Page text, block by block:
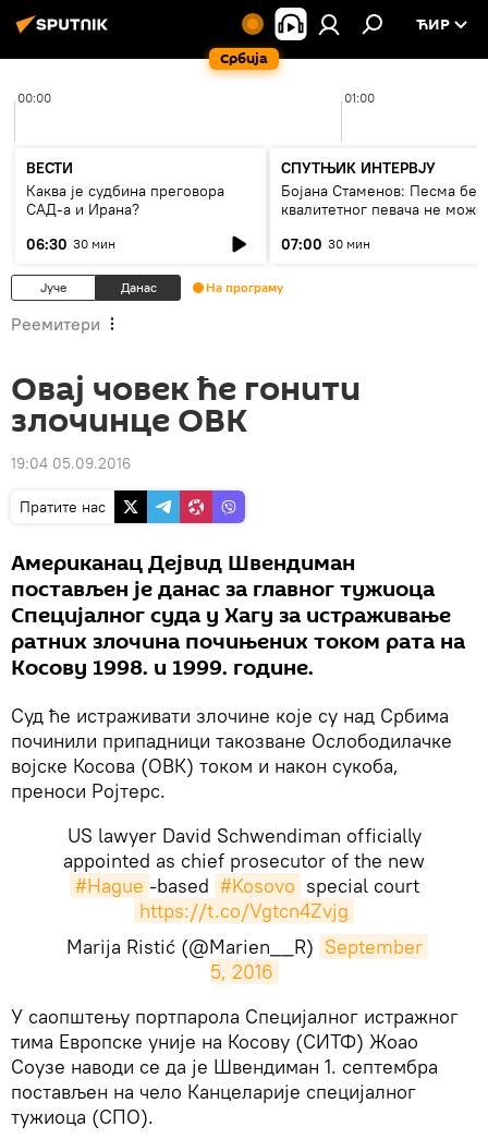
Србија
ЋИР
00:00 01:00
ВЕСТИ
Каква је судбина преговора
САД-а и Ирана?
06:30 30 мин
СПУТЊИК ИНТЕРВЈУ
Бојана Стаменов: Песма без
квалитетног певача не може
07:00 30 мин
Јуче Данас На програму
Реемитери
Овај човек ће гонити
злочинце ОВК
19:04 05.09.2016
Пратите нас
Американац Дејвид Швендиман
постављен је данас за главног тужиоца
Специјалног суда у Хагу за истраживање
ратних злочина почињених током рата на
Косову 1998. и 1999. године.
Суд ће истраживати злочине које су над Србима
починили припадници такозване Ослободилачке
војске Косова (ОВК) током и након сукоба,
преноси Ројтерс.
US lawyer David Schwendiman officially
appointed as chief prosecutor of the new
#Hague -based #Kosovo special court
https://t.co/Vgtcn4Zvjg
Marija Ristić (@Marien__R) September
5, 2016
​У саопштењу портпарола Специјалног истражног
тима Европске уније на Косову (СИТФ) Жоао
Соузе наводи се да је Швендиман 1. септембра
постављен на чело Канцеларије специјалног
тужиоца (СПО).